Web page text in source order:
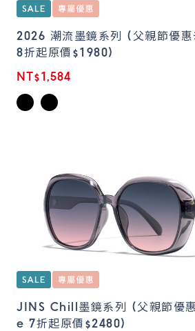
2026 潮流墨鏡系列 (父親節優
8折起原價$1980)
NT$1,584
JINS Chill墨鏡系列 (父親節優
e 7折起原價$2480)